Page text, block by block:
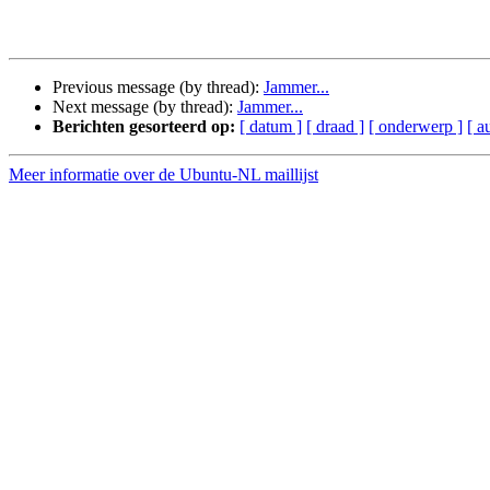
Previous message (by thread): Jammer...
Next message (by thread): Jammer...
Berichten gesorteerd op: [ datum ] [ draad ] [ onderwerp ] [
Meer informatie over de Ubuntu-NL maillijst